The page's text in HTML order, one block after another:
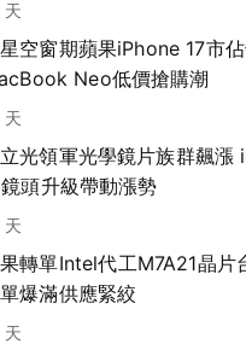
天
空窗期蘋果iPhone 17市
Neo低價搶購潮
天
光領軍光學鏡片族群飆漲
頭升級帶動漲勢
天
轉單Intel代工M7A21晶片
爆滿供應緊絞
天